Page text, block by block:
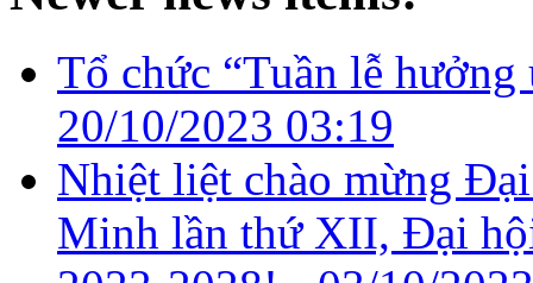
Tổ chức “Tuần lễ
20/10/2023 03:19
Nhiệt liệt chào mừng
Minh lần thứ XII, Đại